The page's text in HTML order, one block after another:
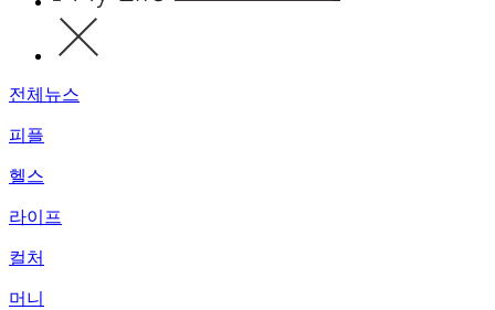
전체뉴스
피플
헬스
라이프
컬처
머니